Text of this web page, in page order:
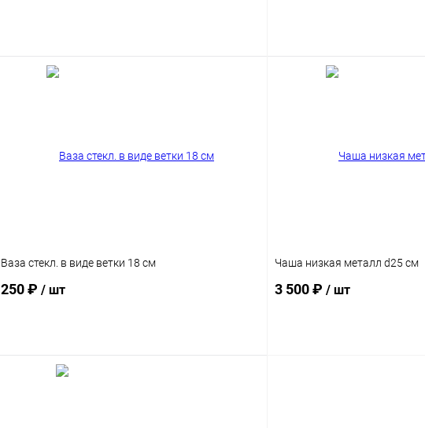
В корзину В
Ваза стекл. в виде ветки 18 см
250 ₽ / шт
В корзину
Чаша низкая металл d25 см
3 500 ₽ / шт